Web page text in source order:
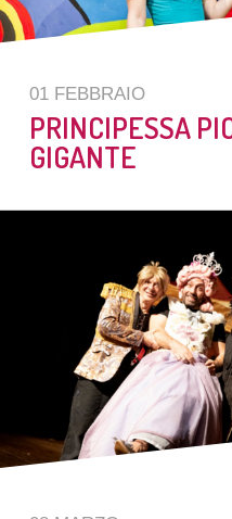
01 FEBBRAIO
PRINCIPESSA
GIGANTE